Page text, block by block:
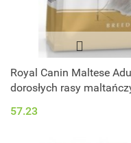
Royal Canin Maltese
dorosłych rasy
57.23